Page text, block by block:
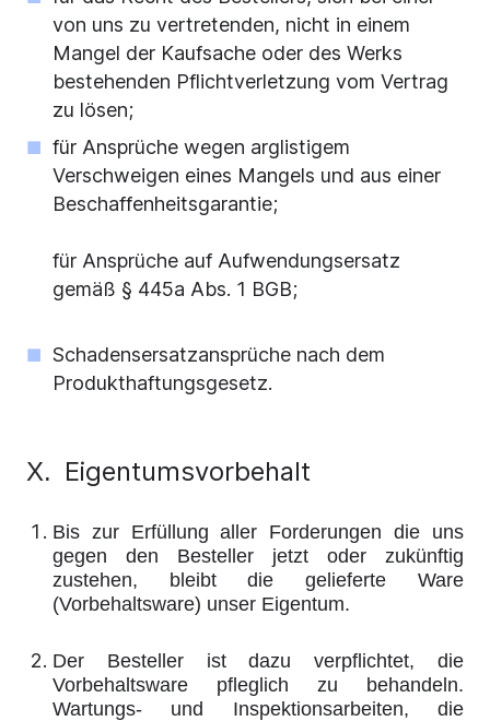
von uns zu vertretenden, nicht in einem
Mangel der Kaufsache oder des Werks
bestehenden Pflichtverletzung vom Vertrag
zu lösen;
für Ansprüche wegen arglistigem
Verschweigen eines Mangels und aus einer
Beschaffenheitsgarantie;
für Ansprüche auf Aufwendungsersatz
gemäß § 445a Abs. 1 BGB;
Schadensersatzansprüche nach dem
Produkthaftungsgesetz.
X. Eigentumsvorbehalt
Bis zur Erfüllung aller Forderungen die uns
gegen den Besteller jetzt oder zukünftig
zustehen, bleibt die gelieferte Ware
(Vorbehaltsware) unser Eigentum.
Der Besteller ist dazu verpflichtet, die
Vorbehaltsware pfleglich zu behandeln.
Wartungs- und Inspektionsarbeiten, die